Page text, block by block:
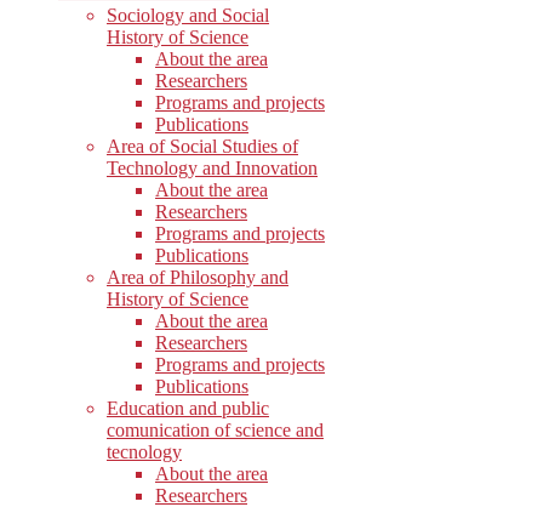
Sociology and Social
History of Science
About the area
Researchers
Programs and projects
Publications
Area of Social Studies of
Technology and Innovation
About the area
Researchers
Programs and projects
Publications
Area of Philosophy and
History of Science
About the area
Researchers
Programs and projects
Publications
Education and public
comunication of science and
tecnology
About the area
Researchers